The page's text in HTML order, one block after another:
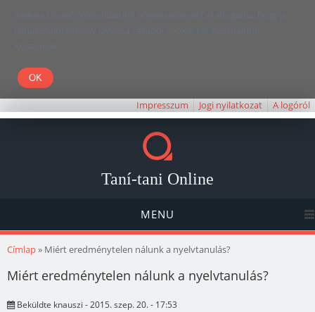
Kedves Olvasó! Weboldalunk böngészésével Ön elfogadja, hogy a
felhasználói élmény javítása céljából cookie-kat használunk.
Köszönjük!
Impresszum Jogi nyilatkozat A logóról
Taní-tani Online
MENU
Jelenlegi hely
Címlap» Miért eredménytelen nálunk a nyelvtanulás?
Miért eredménytelen nálunk a nyelvtanulás?
Beküldte knauszi - 2015. szep. 20. - 17:53